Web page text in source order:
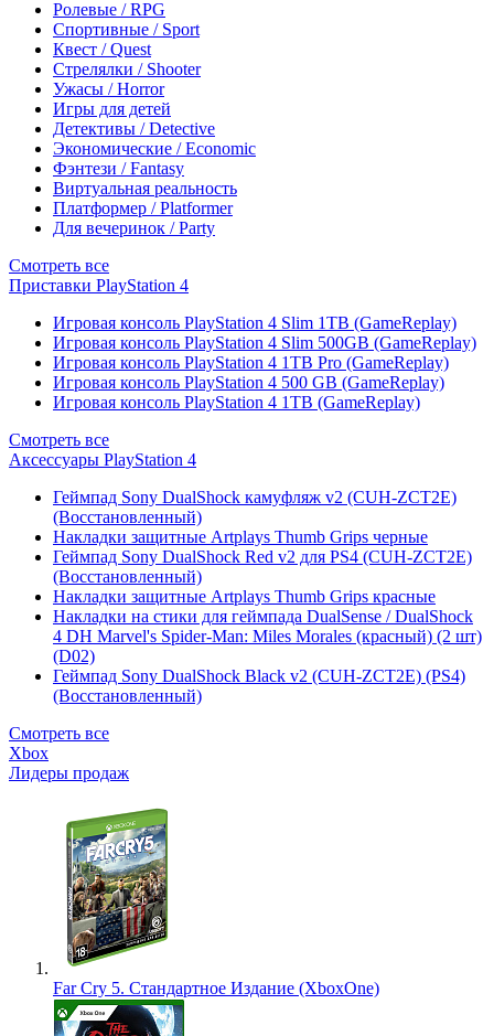
Ролевые / RPG
Спортивные / Sport
Квест / Quest
Стрелялки / Shooter
Ужасы / Horror
Игры для детей
Детективы / Detective
Экономические / Economic
Фэнтези / Fantasy
Виртуальная реальность
Платформер / Platformer
Для вечеринок / Party
Смотреть все
Приставки PlayStation 4
Игровая консоль PlayStation 4 Slim 1TB (GameReplay)
Игровая консоль PlayStation 4 Slim 500GB (GameReplay)
Игровая консоль PlayStation 4 1TB Pro (GameReplay)
Игровая консоль PlayStation 4 500 GB (GameReplay)
Игровая консоль PlayStation 4 1TB (GameReplay)
Смотреть все
Аксессуары PlayStation 4
Геймпад Sony DualShock камуфляж v2 (CUH-ZCT2E)
(Восстановленный)
Накладки защитные Artplays Thumb Grips черные
Геймпад Sony DualShock Red v2 для PS4 (CUH-ZCT2E)
(Восстановленный)
Накладки защитные Artplays Thumb Grips красные
Накладки на стики для геймпада DualSense / DualShock
4 DH Marvel's Spider-Man: Miles Morales (красный) (2 шт)
(D02)
Геймпад Sony DualShock Black v2 (CUH-ZCT2E) (PS4)
(Восстановленный)
Смотреть все
Xbox
Лидеры продаж
Far Cry 5. Стандартное Издание (XboxOne)